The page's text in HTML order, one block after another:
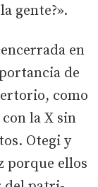
gente?».
en
de
como
la X sin
Otegi y
porque ellos